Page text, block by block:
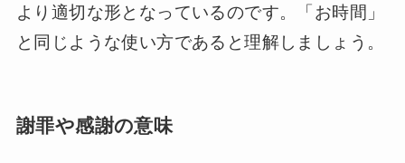
より適切な形となっているのです。「お時間」
と同じような使い方であると理解しましょう。
謝罪や感謝の意味